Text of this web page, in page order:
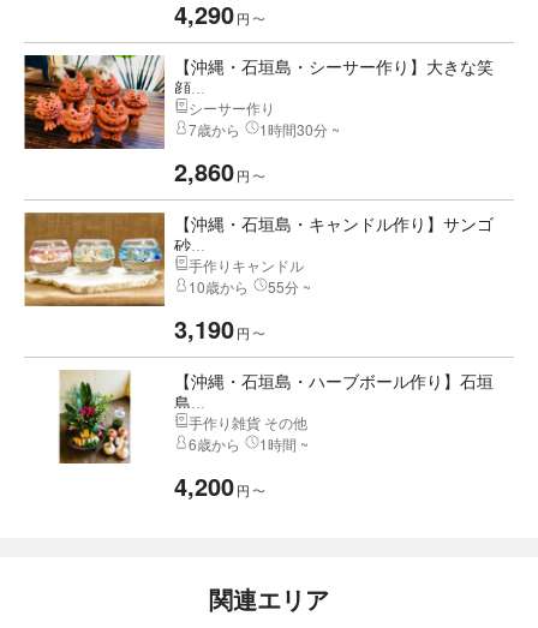
4,290円 〜
【沖縄・石垣島・シーサー作り】大きな笑
顔...
シーサー作り
7歳から
1時間30分 ~
2,860円 〜
【沖縄・石垣島・キャンドル作り】サンゴ
砂...
手作りキャンドル
10歳から
55分 ~
3,190円 〜
【沖縄・石垣島・ハーブボール作り】石垣
島...
手作り雑貨 その他
6歳から
1時間 ~
4,200円 〜
関連エリア